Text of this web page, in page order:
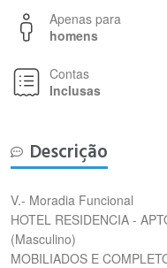
Apenas para
homens
Contas
Inclusas
Descrição
V.- Moradia Funcional
HOTEL RESIDENCIA -
(Masculino)
MOBILIADOS E